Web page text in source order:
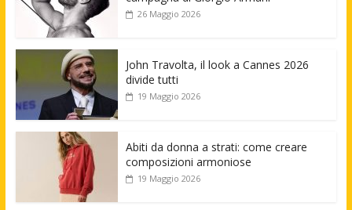
26 Maggio 2026
John Travolta, il look a Cannes 2026
divide tutti
19 Maggio 2026
Abiti da donna a strati: come creare
composizioni armoniose
19 Maggio 2026